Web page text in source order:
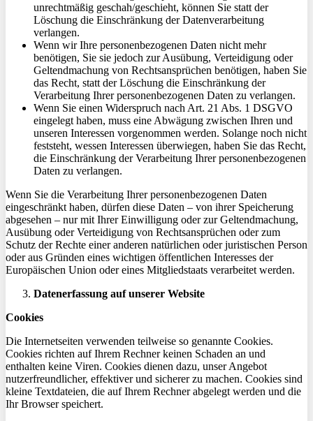
unrechtmäßig geschah/geschieht, können Sie statt der
Löschung die Einschränkung der Datenverarbeitung
verlangen.
Wenn wir Ihre personenbezogenen Daten nicht mehr
benötigen, Sie sie jedoch zur Ausübung, Verteidigung oder
Geltendmachung von Rechtsansprüchen benötigen, haben Sie
das Recht, statt der Löschung die Einschränkung der
Verarbeitung Ihrer personenbezogenen Daten zu verlangen.
Wenn Sie einen Widerspruch nach Art. 21 Abs. 1 DSGVO
eingelegt haben, muss eine Abwägung zwischen Ihren und
unseren Interessen vorgenommen werden. Solange noch nicht
feststeht, wessen Interessen überwiegen, haben Sie das Recht,
die Einschränkung der Verarbeitung Ihrer personenbezogenen
Daten zu verlangen.
Wenn Sie die Verarbeitung Ihrer personenbezogenen Daten
eingeschränkt haben, dürfen diese Daten – von ihrer Speicherung
abgesehen – nur mit Ihrer Einwilligung oder zur Geltendmachung,
Ausübung oder Verteidigung von Rechtsansprüchen oder zum
Schutz der Rechte einer anderen natürlichen oder juristischen Person
oder aus Gründen eines wichtigen öffentlichen Interesses der
Europäischen Union oder eines Mitgliedstaats verarbeitet werden.
Datenerfassung auf unserer Website
Cookies
Die Internetseiten verwenden teilweise so genannte Cookies.
Cookies richten auf Ihrem Rechner keinen Schaden an und
enthalten keine Viren. Cookies dienen dazu, unser Angebot
nutzerfreundlicher, effektiver und sicherer zu machen. Cookies sind
kleine Textdateien, die auf Ihrem Rechner abgelegt werden und die
Ihr Browser speichert.